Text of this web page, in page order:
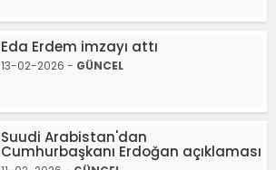
Eda Erdem imzayı attı
13-02-2026 - GÜNCEL
Suudi Arabistan'dan
Cumhurbaşkanı Erdoğan açıklaması